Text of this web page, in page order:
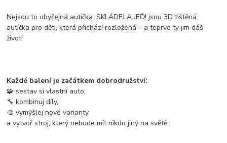
Nejsou to obyčejná autíčka. SKLÁDEJ A JEĎ! jsou 3D tištěná
autíčka pro děti, která přichází rozložená – a teprve ty jim dáš
život!
Každé balení je začátkem dobrodružství:
🧩 sestav si vlastní auto,
🔧 kombinuj díly,
🎨 vymýšlej nové varianty
a vytvoř stroj, který nebude mít nikdo jiný na světě.